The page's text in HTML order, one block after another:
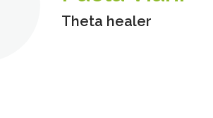
Theta healer